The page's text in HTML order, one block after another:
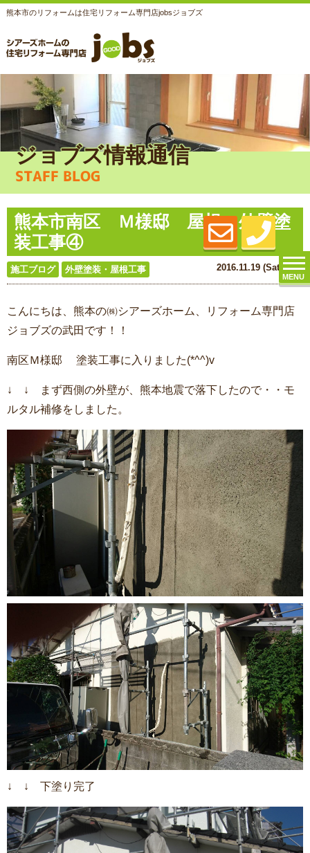
熊本市のリフォームは住宅リフォーム専門店jobsジョブズ
MENU
ジョブズ情報通信
STAFF BLOG
熊本市南区 Ｍ様邸 屋根、外壁塗
装工事④
施工ブログ 外壁塗装・屋根工事 2016.11.19 (Sat) 更新
こんにちは、熊本の㈱シアーズホーム、リフォーム専門店
ジョブズの武田です！！
南区Ｍ様邸 塗装工事に入りました(*^^)v
↓ ↓ まず西側の外壁が、熊本地震で落下したので・・モ
ルタル補修をしました。
↓ ↓ 下塗り完了